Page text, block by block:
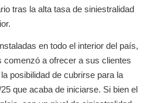
tras la alta tasa de siniestralidad
en todo el interior del país,
comenzó a ofrecer a sus clientes
posibilidad de cubrirse para la
que acaba de iniciarse. Si bien el